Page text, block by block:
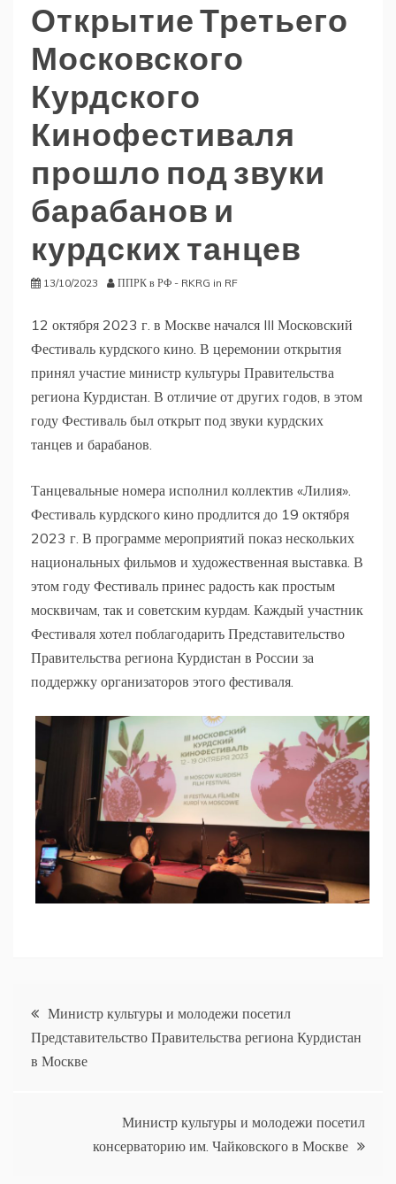
Открытие Третьего
Московского
Курдского
Кинофестиваля
прошло под звуки
барабанов и
курдских танцев
13/10/2023 ППРК в РФ - RKRG in RF
12 октября 2023 г. в Москве начался III Московский
Фестиваль курдского кино. В церемонии открытия
принял участие министр культуры Правительства
региона Курдистан. В отличие от других годов, в этом
году Фестиваль был открыт под звуки курдских
танцев и барабанов.
Танцевальные номера исполнил коллектив «Лилия».
Фестиваль курдского кино продлится до 19 октября
2023 г. В программе мероприятий показ нескольких
национальных фильмов и художественная выставка. В
этом году Фестиваль принес радость как простым
москвичам, так и советским курдам. Каждый участник
Фестиваля хотел поблагодарить Представительство
Правительства региона Курдистан в России за
поддержку организаторов этого фестиваля.
Навигация
по
Министр культуры и молодежи посетил
Представительство Правительства региона Курдистан
в Москве
Министр культуры и молодежи посетил
консерваторию им. Чайковского в Москве